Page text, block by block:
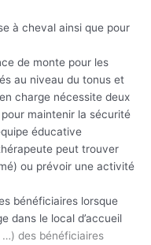
à cheval ainsi que pour
de monte pour les
au niveau du tonus et
charge nécessite deux
maintenir la sécurité
éducative
peut trouver
ou prévoir une activité
bénéficiaires lorsque
dans le local d’accueil
…) des bénéficiaires